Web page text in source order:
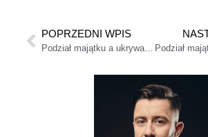
POPRZEDNI WPIS
Podział majątku a ukrywanie biżuterii i dzieł sztuki